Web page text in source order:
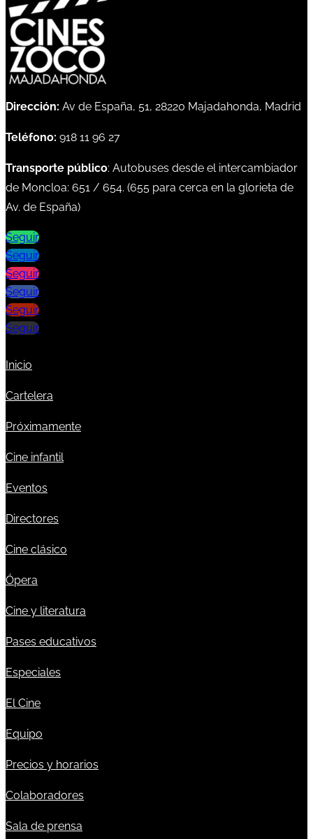
Dirección: Av de España, 51, 28220 Majadahonda, Madrid
Teléfono: 918 11 96 27
Transporte público: Autobuses desde el intercambiador
de Moncloa: 651 / 654. (655 para cerca en la glorieta de
Av. de España)
Seguir
Seguir
Seguir
Seguir
Seguir
Seguir
Inicio
Cartelera
Próximamente
Cine infantil
Eventos
Directores
Cine clásico
Ópera
Cine y literatura
Pases educativos
Especiales
El Cine
Equipo
Precios y horarios
Colaboradores
Sala de prensa